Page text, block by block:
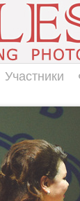
Участники